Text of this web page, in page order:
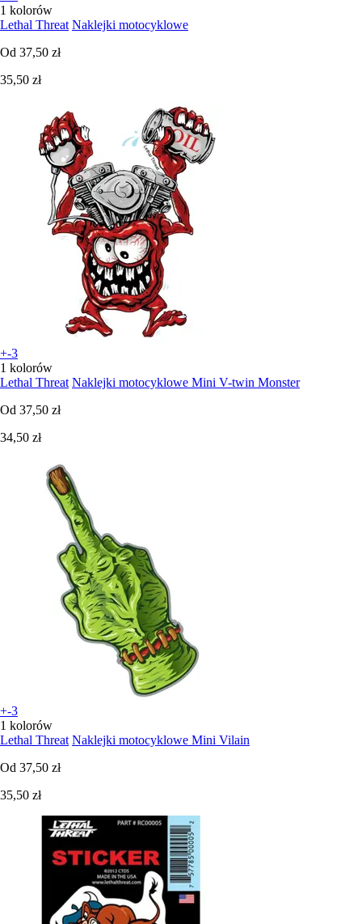
1 kolorów
Lethal Threat Naklejki motocyklowe
Od 37,50 zł
35,50 zł
+-3
1 kolorów
Lethal Threat Naklejki motocyklowe Mini V-twin Monster
Od 37,50 zł
34,50 zł
+-3
1 kolorów
Lethal Threat Naklejki motocyklowe Mini Vilain
Od 37,50 zł
35,50 zł